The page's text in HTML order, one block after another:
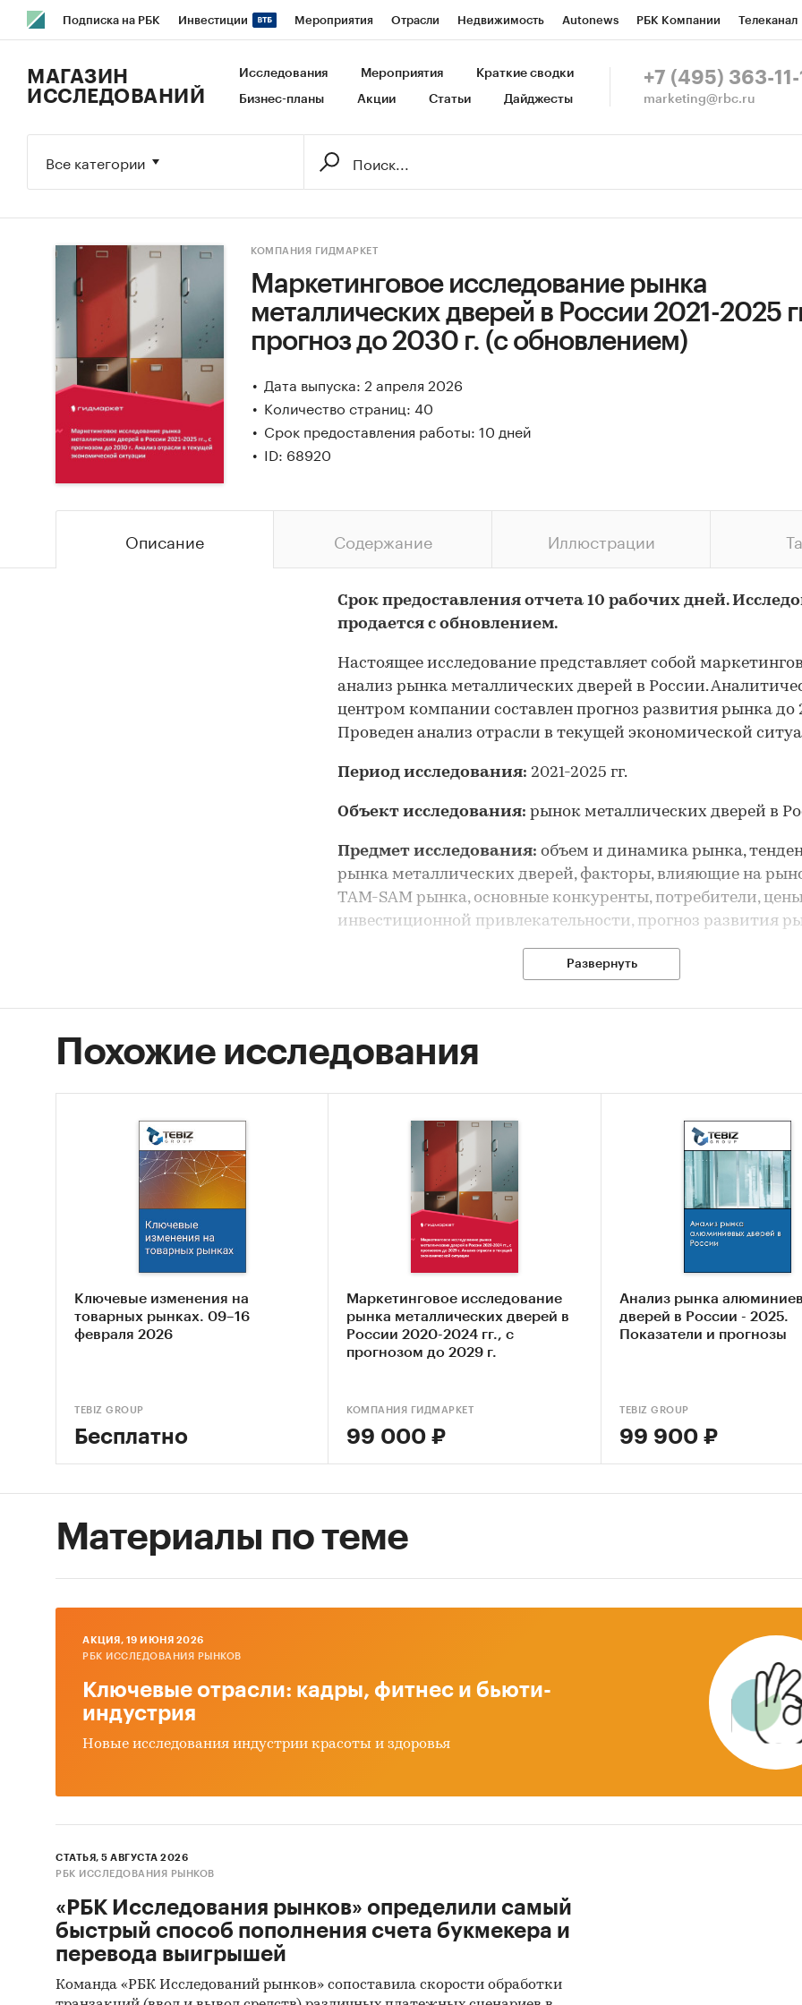
Подписка на РБК Инвестиции Мероприятия Отрасли Недвижимость Autonews РБК Компании Телеканал
Исследования Кредитные рейтинги Франшизы Газета Спецпроекты СПб Конференции СПб Спецпроекты
МАГАЗИН
ИССЛЕДОВАНИЙ
Исследования Мероприятия Краткие сводки
Бизнес-планы Акции Статьи Дайджесты
+7 (495) 363-11-
marketing@rbc.ru
Все категории
КОМПАНИЯ ГИДМАРКЕТ
Маркетинговое исследование рынка
металлических дверей в России 2021-2025
прогноз до 2030 г. (с обновлением)
Дата выпуска: 2 апреля 2026
Количество страниц: 40
Срок предоставления работы: 10 дней
ID: 68920
Описание Содержание Иллюстрации
Срок предоставления отчета 10 рабочих дней.
продается с обновлением.
Настоящее исследование представляет собой
анализ рынка металлических дверей в России.
центром компании составлен прогноз развития рынка до
Проведен анализ отрасли в текущей экономической
Период исследования: 2021-2025 гг.
Объект исследования: рынок металлических дверей в
Предмет исследования: объем и динамика рынка,
рынка металлических дверей, факторы, влияющие на
TAM-SAM рынка, основные конкуренты, потребители,
инвестиционной привлекательности, прогноз развития
Анализ рынка металлических дверей выполнен по рынку в
без выделения его сегментов или изучения отдельных его
сегментов.
Цель исследования:
металлических дверей в России
Оценка объема и динамики рынка металлических
STEP-анализ факторов, влияющих на рынок
дверей
Описание основных конкурентов
Выявление текущих тенденций и перспектив развития
Оценка факторов инвестиционной привлекательности
металлических дверей
Составление прогноза развития рынка до 2030 г.
Обзор российского рынка металлических дверей
Конкурентный анализ на рынке металлических
Анализ производства металлических дверей
Анализ потребления металлических дверей
Динамика и прогноз внешнеторговых поставок
Прогноз развития рынка металлических дверей до 2030
Официальные интернет-порталы правовой информации
Отчетность эмитентов
Развернуть
Похожие исследования
Ключевые изменения на
товарных рынках. 09–16
февраля 2026
TEBIZ GROUP
Бесплатно
Маркетинговое исследование
рынка металлических дверей в
России 2020-2024 гг., с
прогнозом до 2029 г.
КОМПАНИЯ ГИДМАРКЕТ
99 000 ₽
Анализ рынка
дверей в России - 2025.
Показатели и прогнозы
TEBIZ GROUP
99 900 ₽
Материалы по теме
AКЦИЯ, 19 ИЮНЯ 2026
РБК ИССЛЕДОВАНИЯ РЫНКОВ
Ключевые отрасли: кадры, фитнес и бьюти-
индустрия
Новые исследования индустрии красоты и здоровья
СТАТЬЯ, 5 АВГУСТА 2026
РБК ИССЛЕДОВАНИЯ РЫНКОВ
«РБК Исследования рынков» определили самый
быстрый способ пополнения счета букмекера и
перевода выигрышей
Команда «РБК Исследований рынков» сопоставила скорости обработки